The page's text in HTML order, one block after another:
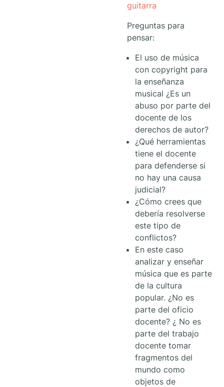
guitarra
Preguntas para
pensar:
El uso de música
con copyright para
la enseñanza
musical ¿Es un
abuso por parte del
docente de los
derechos de autor?
¿Qué herramientas
tiene el docente
para defenderse si
no hay una causa
judicial?
¿Cómo crees que
debería resolverse
este tipo de
conflictos?
En este caso
analizar y enseñar
música que es parte
de la cultura
popular. ¿No es
parte del oficio
docente? ¿ No es
parte del trabajo
docente tomar
fragmentos del
mundo como
objetos de